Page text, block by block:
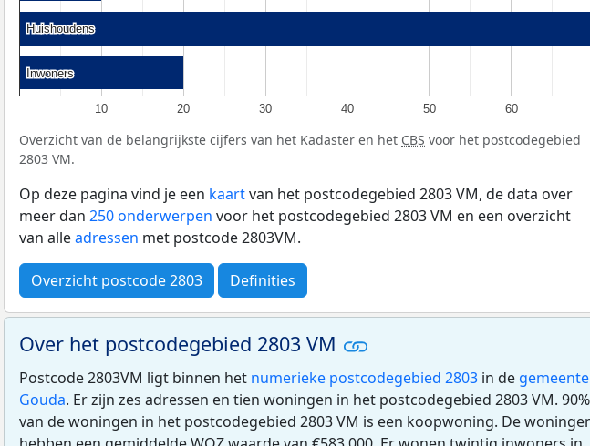
10 20 30 40 50 60
Huishoudens
Huishoudens
Inwoners
Inwoners
Overzicht van de belangrijkste cijfers van het Kadaster en het CBS voor het postcodegebied
2803 VM.
Op deze pagina vind je een kaartvan het postcodegebied 2803 VM, de data over
meer dan 250 onderwerpen voor het postcodegebied 2803 VM en een overzicht
van alleadressen met postcode 2803VM.
Overzicht postcode 2803 Definities
Over het postcodegebied 2803 VM
Postcode 2803VM ligt binnen het numerieke postcodegebied 2803 in de gemeente
Gouda. Er zijn zes adressen en tien woningen in het postcodegebied 2803 VM. 90%
van de woningen in het postcodegebied 2803 VM is een koopwoning. De